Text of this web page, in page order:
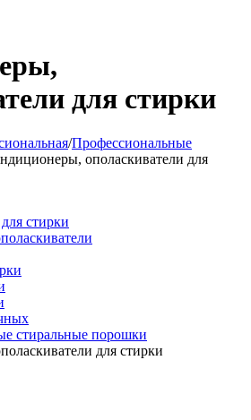
для стирки
/Профессиональные
ополаскиватели для
стирки
стиральные порошки
для стирки